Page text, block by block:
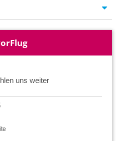
uns weiter